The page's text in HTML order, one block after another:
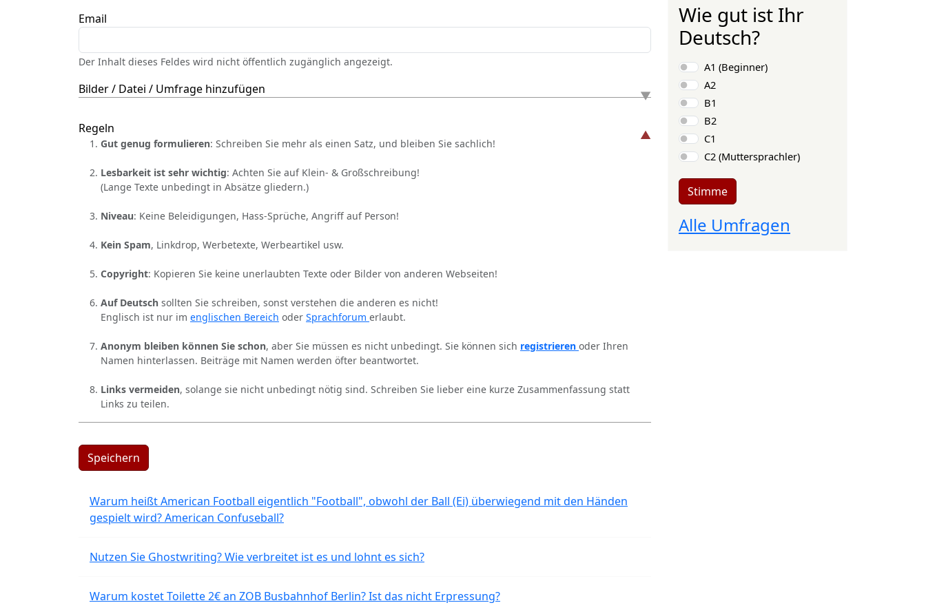
Email
Der Inhalt dieses Feldes wird nicht öffentlich zugänglich angezeigt.
Bilder / Datei / Umfrage hinzufügen
Regeln
Gut genug formulieren: Schreiben Sie mehr als einen Satz, und bleiben Sie sachlich!
Lesbarkeit ist sehr wichtig: Achten Sie auf Klein- & Großschreibung!
(Lange Texte unbedingt in Absätze gliedern.)
Niveau: Keine Beleidigungen, Hass-Sprüche, Angriff auf Person!
Kein Spam, Linkdrop, Werbetexte, Werbeartikel usw.
Copyright: Kopieren Sie keine unerlaubten Texte oder Bilder von anderen Webseiten!
Auf Deutsch sollten Sie schreiben, sonst verstehen die anderen es nicht!
Englisch ist nur im englischen Bereich oder Sprachforum erlaubt.
Anonym bleiben können Sie schon, aber Sie müssen es nicht unbedingt. Sie können sich registrieren oder Ihren
Namen hinterlassen. Beiträge mit Namen werden öfter beantwortet.
Links vermeiden, solange sie nicht unbedingt nötig sind. Schreiben Sie lieber eine kurze Zusammenfassung statt
Links zu teilen.
Speichern
Warum heißt American Football eigentlich "Football", obwohl der Ball (Ei) überwiegend mit den Händen
gespielt wird? American Confuseball?
Nutzen Sie Ghostwriting? Wie verbreitet ist es und lohnt es sich?
Warum kostet Toilette 2€ an ZOB Busbahnhof Berlin? Ist das nicht Erpressung?
Wie gut ist Ihr
Deutsch?
Auswahlmöglichkeiten
A1 (Beginner)
A2
B1
B2
C1
C2 (Muttersprachler)
Stimme
Alle Umfragen